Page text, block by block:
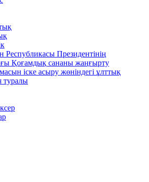
Республикасы Президентінің
Қоғамдық сананы жаңғырту
іске асыру жөніндегі ұлттық
туралы